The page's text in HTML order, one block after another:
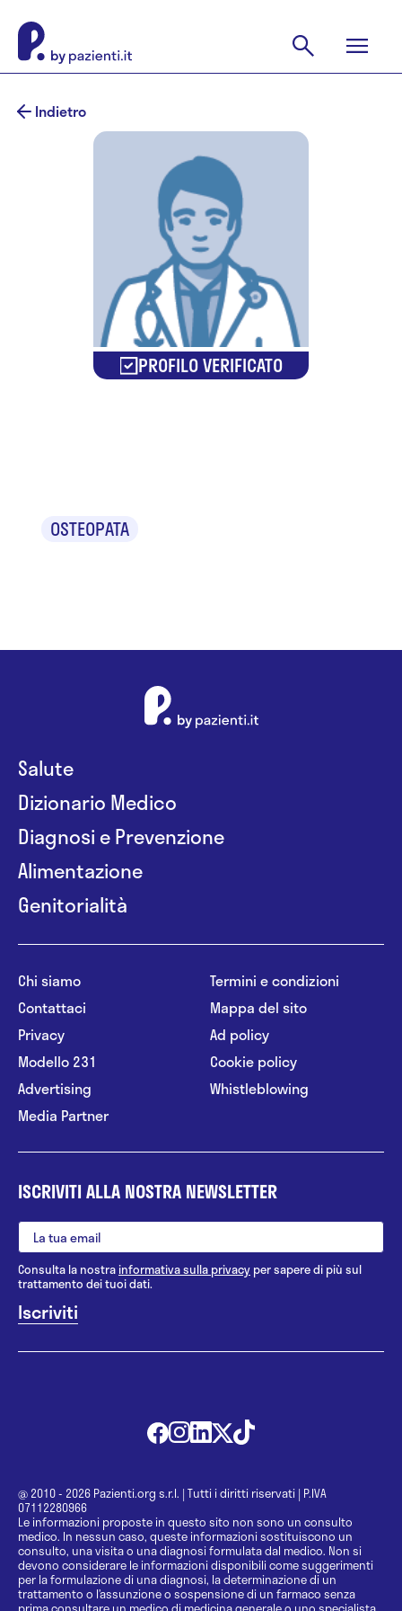
Indietro
PROFILO VERIFICATO
OSTEOPATA
Salute
Dizionario Medico
Diagnosi e Prevenzione
Alimentazione
Genitorialità
Chi siamo
Contattaci
Privacy
Modello 231
Advertising
Media Partner
Termini e condizioni
Mappa del sito
Ad policy
Cookie policy
Whistleblowing
ISCRIVITI ALLA NOSTRA NEWSLETTER
Consulta la nostrainformativa sulla privacy per sapere di più sul
trattamento dei tuoi dati.
@ 2010 - 2026 Pazienti.org s.r.l. | Tutti i diritti riservati | P.IVA
07112280966
Le informazioni proposte in questo sito non sono un consulto
medico. In nessun caso, queste informazioni sostituiscono un
consulto, una visita o una diagnosi formulata dal medico. Non si
devono considerare le informazioni disponibili come suggerimenti
per la formulazione di una diagnosi, la determinazione di un
trattamento o l’assunzione o sospensione di un farmaco senza